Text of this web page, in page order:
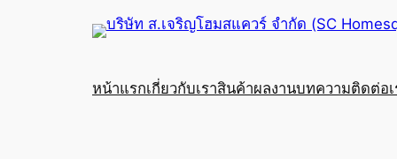
หน้าแรกเกี่ยวกับเราสินค้าผลงานบทความติดต่อ